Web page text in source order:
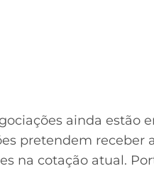
ainda estão
pretendem receber
na cotação atual.